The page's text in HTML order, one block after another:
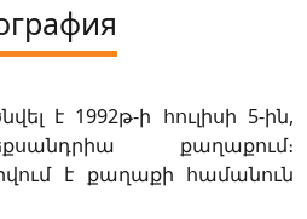
է 1992թ-ի հուլիսի 5-ին,
քաղաքում։
է քաղաքի համանուն